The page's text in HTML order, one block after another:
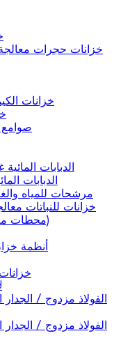
خزانات حجرات
خزانات
الدبابات
الدبابات
مرشحات للمياه
خزانات للنباتات
(محطات
أنظمة
الفولاذ مزدوج / الجدار
الفولاذ مزدوج / الجدار